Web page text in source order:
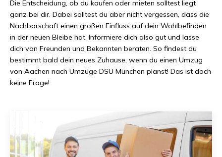
Die Entscheidung, ob du kaufen oder mieten solltest liegt
ganz bei dir. Dabei solltest du aber nicht vergessen, dass die
Nachbarschaft einen großen Einfluss auf dein Wohlbefinden
in der neuen Bleibe hat. Informiere dich also gut und lasse
dich von Freunden und Bekannten beraten. So findest du
bestimmt bald dein neues Zuhause, wenn du einen Umzug
von Aachen nach Umzüge DSU München planst! Das ist doch
keine Frage!